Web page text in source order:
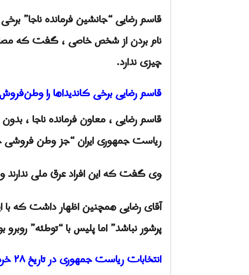
قاسم رضایی “جانشین فرمانده ناجا”
نام بردن از شخص خاصی ، گفت که
چیزی ندارد.
قاسم رضایی برخی کاندیداها را
قاسم رضایی ، معاون فرمانده ناجا ،
ریاست جمهوری ایران “جز وطن فروشی
وی گفت که این افراد عرق ملی ندارند
آقای رضایی همچنین اظهار داشت که
پرشور نباشد” اما پلیس با “توطئه”
انتخابات ریاست جمهوری در تاریخ ۲۸ خرداد ماه برگزار می شود